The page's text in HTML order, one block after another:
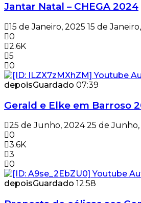
Jantar Natal – CHEGA 2024
15 de Janeiro, 2025 15 de
0
2.6K
5
0
depoisGuardado 07:39
Gerald e Elke em Barroso
25 de Junho, 2024 25 de
0
3.6K
3
0
depoisGuardado 12:58